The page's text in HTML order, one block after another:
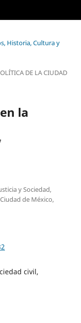
Historia, Cultura y
DE LA CIUDAD
la
y Sociedad,
de México,
civil,